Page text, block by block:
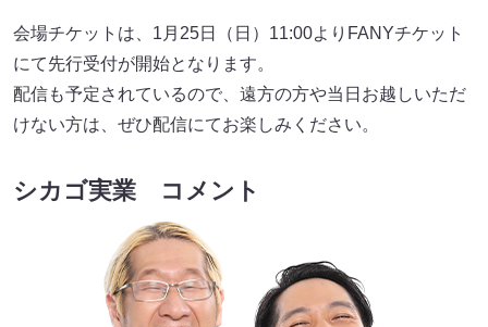
会場チケットは、1月25日（日）11:00よりFANYチケット
にて先行受付が開始となります。
配信も予定されているので、遠方の方や当日お越しいただ
けない方は、ぜひ配信にてお楽しみください。
シカゴ実業 コメント